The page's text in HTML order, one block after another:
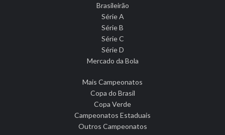
Brasileirão
Série A
Série B
Série C
Série D
Mercado da Bola
Mais Campeonatos
Copa do Brasil
Copa Verde
Campeonatos Estaduais
Outros Campeonatos